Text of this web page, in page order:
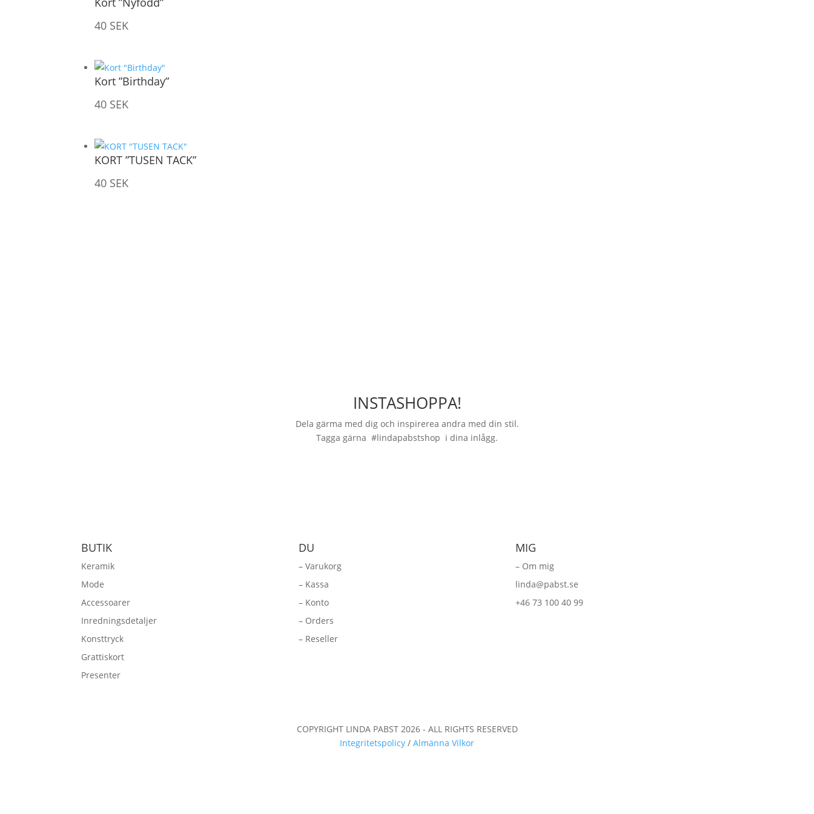
40 SEK
Kort ”Birthday”
40 SEK
KORT ”TUSEN TACK”
40 SEK
INSTASHOPPA!
Dela gärma med dig och inspirerea andra med din stil.
Tagga gärna #lindapabstshop i dina inlågg.
BUTIK
Keramik
Mode
Accessoarer
Inredningsdetaljer
Konsttryck
Grattiskort
Presenter
DU
– Varukorg
– Kassa
– Konto
– Orders
– Reseller
MIG
– Om mig
linda@pabst.se
+46 73 100 40 99‬
COPYRIGHT LINDA PABST 2026 - ALL RIGHTS RESERVED
Integritetspolicy / Almänna Vilkor